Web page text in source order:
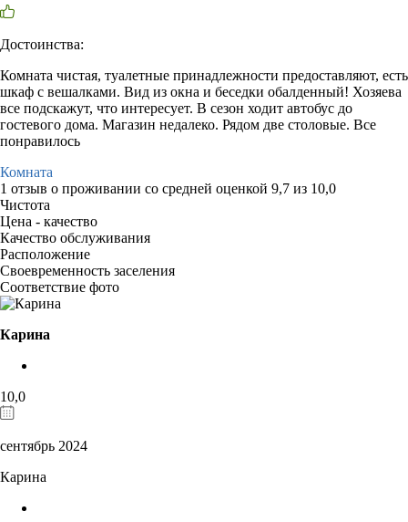
Достоинства:
Комната чистая, туалетные принадлежности предоставляют, есть
шкаф с вешалками. Вид из окна и беседки обалденный! Хозяева
все подскажут, что интересует. В сезон ходит автобус до
гостевого дома. Магазин недалеко. Рядом две столовые. Все
понравилось
Комната
1 отзыв о проживании со средней оценкой 9,7 из 10,0
Чистота
Цена - качество
Качество обслуживания
Расположение
Своевременность заселения
Соответствие фото
Карина
10,0
сентябрь 2024
Карина